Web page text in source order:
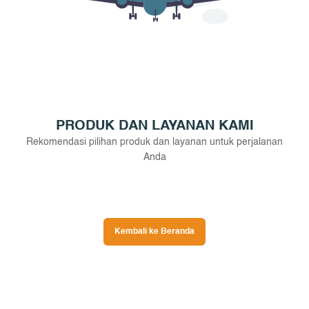
PRODUK DAN LAYANAN KAMI
Rekomendasi pilihan produk dan layanan untuk perjalanan
Anda
Kembali ke Beranda